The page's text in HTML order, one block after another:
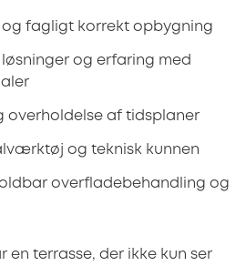
fagligt korrekt opbygning
og erfaring med
overholdelse af tidsplaner
og teknisk kunnen
overfladebehandling og
en terrasse, der ikke kun ser